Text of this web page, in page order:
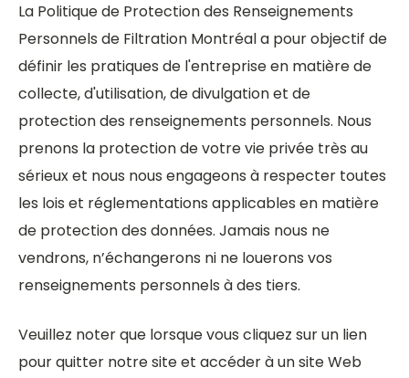
La Politique de Protection des Renseignements
Personnels de Filtration Montréal a pour objectif de
définir les pratiques de l'entreprise en matière de
collecte, d'utilisation, de divulgation et de
protection des renseignements personnels. Nous
prenons la protection de votre vie privée très au
sérieux et nous nous engageons à respecter toutes
les lois et réglementations applicables en matière
de protection des données. Jamais nous ne
vendrons, n’échangerons ni ne louerons vos
renseignements personnels à des tiers.
Veuillez noter que lorsque vous cliquez sur un lien
pour quitter notre site et accéder à un site Web